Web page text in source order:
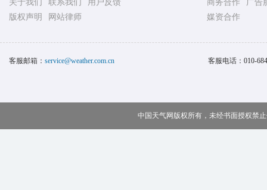
关于我们 联系我们
用户反馈
版权声明
网站律师
商务合作
广告
媒资合作
客服邮箱： service@weather.com.cn 客服电话： 010-
中国天气网版权所有，未经书面授权